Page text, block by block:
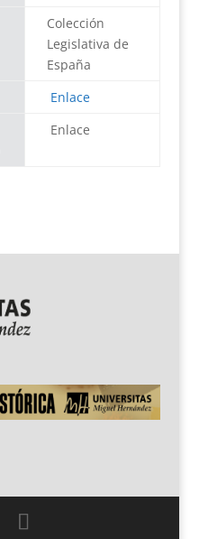
Colección
Legislativa de
España
Enlace
Enlace